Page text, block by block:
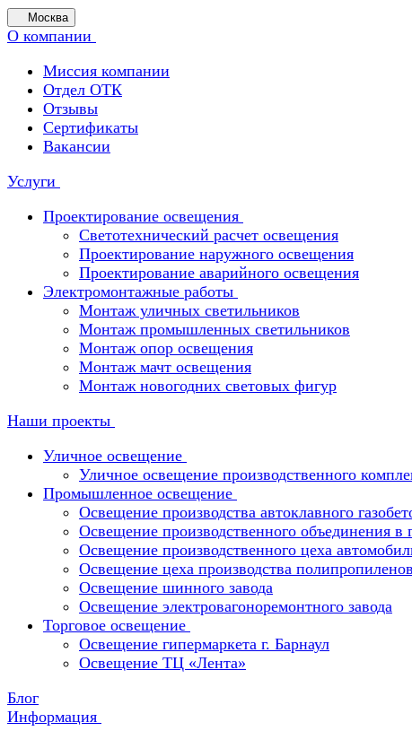
Москва
О компании
Миссия компании
Отдел ОТК
Отзывы
Сертификаты
Вакансии
Услуги
Проектирование освещения
Светотехнический расчет освещения
Проектирование наружного освещения
Проектирование аварийного освещения
Электромонтажные работы
Монтаж уличных светильников
Монтаж промышленных светильников
Монтаж опор освещения
Монтаж мачт освещения
Монтаж новогодних световых фигур
Наши проекты
Уличное освещение
Уличное освещение производственного
Промышленное освещение
Освещение производства автоклавного
Освещение производственного объединения в
Освещение производственного цеха
Освещение цеха производства
Освещение шинного завода
Освещение электровагоноремонтного завода
Торговое освещение
Освещение гипермаркета г. Барнаул
Освещение ТЦ «Лента»
Блог
Информация